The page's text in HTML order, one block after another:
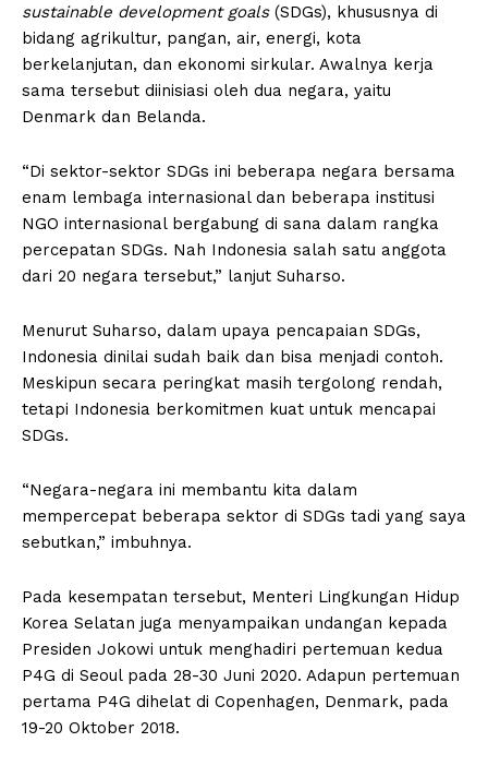
sustainable development goals (SDGs), khususnya di
bidang agrikultur, pangan, air, energi, kota
berkelanjutan, dan ekonomi sirkular. Awalnya kerja
sama tersebut diinisiasi oleh dua negara, yaitu
Denmark dan Belanda.
“Di sektor-sektor SDGs ini beberapa negara bersama
enam lembaga internasional dan beberapa institusi
NGO internasional bergabung di sana dalam rangka
percepatan SDGs. Nah Indonesia salah satu anggota
dari 20 negara tersebut,” lanjut Suharso.
Menurut Suharso, dalam upaya pencapaian SDGs,
Indonesia dinilai sudah baik dan bisa menjadi contoh.
Meskipun secara peringkat masih tergolong rendah,
tetapi Indonesia berkomitmen kuat untuk mencapai
SDGs.
“Negara-negara ini membantu kita dalam
mempercepat beberapa sektor di SDGs tadi yang saya
sebutkan,” imbuhnya.
Pada kesempatan tersebut, Menteri Lingkungan Hidup
Korea Selatan juga menyampaikan undangan kepada
Presiden Jokowi untuk menghadiri pertemuan kedua
P4G di Seoul pada 28-30 Juni 2020. Adapun pertemuan
pertama P4G dihelat di Copenhagen, Denmark, pada
19-20 Oktober 2018.